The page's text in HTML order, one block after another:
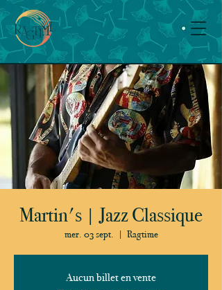
Martin's | Jazz Classique
mer. 03 sept.
  |
Ragtime
Aucun billet en vente